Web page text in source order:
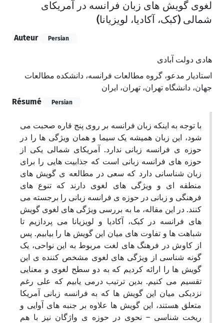
لغوی گویش های زبان فرانسه در آمریکای
شمالی (کبک، آکادیا، لویزیانا)
Auteur Persian
هادی دولت آبادی
استادیار مدعو، گروه مطالعات فرانسه، دانشکده مطالعات
جهان، دانشگاه تهران، تهران، ایران
Résumé
Persian
با توجه به اینکه زبان فرانسه بر روی پنج قاره صحبت می
شود، این زبان همیشه یک سیما و همان ویژگی ها را در
حوزه ی فرانسه زبانی ندارد. آمریکای شمالی یکی از
حوزه های فرانسه زبانی است که جذابیت هایی را برای
زبان شناسانی دارد که سعی در مطالعه ی گویش های
منطقه ای و ویژگی های لغوی دارند که تنوع های
فرهنگی و زبانی در حوزه ی فرانسه زبانی را برجسته می
کنند. در این مقاله، ما به بررسی ویژگی های لغوی گویش
های فرانسه در کبک، آکادیا و لویزیانا می پردازیم تا
شباهت ها و تفاوت های میان این گویش ها را بیابیم. پس
از کاوش در فرهنگ های لغت مربوط به این نواحی، یک
گونه شناسی از ویژگی های لغوی مشخص کننده ی این
گویش ها را ارائه کردیم که به دو سطح لغوی و معنایی
تقسیم می کنیم. بدین ترتیب درمی یابیم که علی رغم
نزدیکی میان این گویش ها که به فرانسه زبانی آمریکا
متعلق هستند، این گویش ها علاوه بر جنبه های آوایی و
ریخت شناسی – نحوی در حوزه ی واژگان نیز با هم